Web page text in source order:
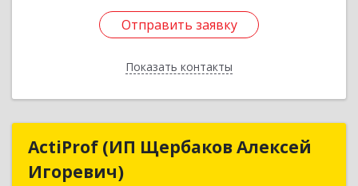
Отправить заявку
Показать контакты
Отправить заявку
Назад
ActiProf (ИП Щербаков Алексей
Игоревич)
ActiProf (ИП Щербаков Алексей